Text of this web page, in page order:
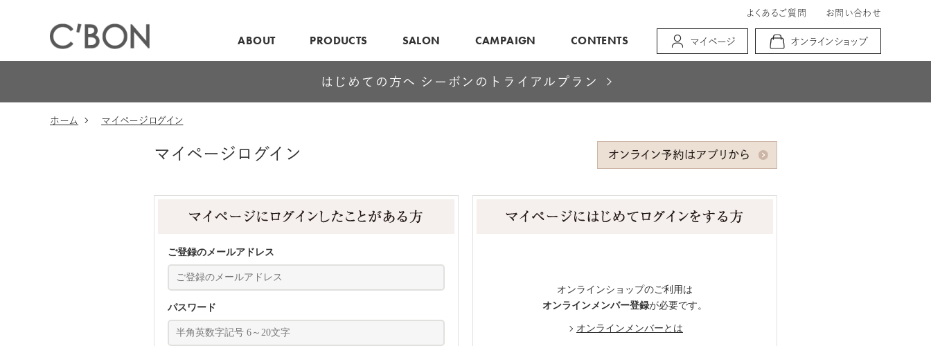
ABOUT PRODUCTS SALON CAMPAIGN CONTENTS
よくあるご質問 お問い合わせ
マイページ オンラインショップ
はじめての方へ シーボンのトライアルプラン
ホーム マイページログイン
マイページログイン
ご登録のメールアドレス
パスワード
オンラインショップのご利用は
オンラインメンバー登録が必要です。
オンラインメンバーとは